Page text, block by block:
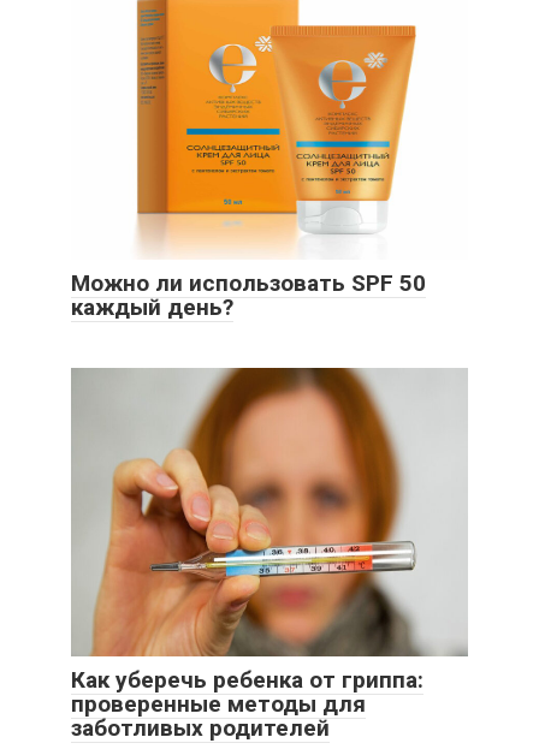
Можно ли использовать SPF 50
каждый день?
Как уберечь ребенка от гриппа:
проверенные методы для
заботливых родителей